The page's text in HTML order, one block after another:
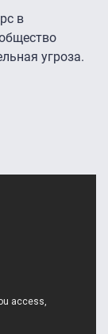
в
угроза.